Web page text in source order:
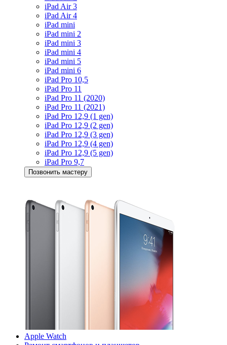
iPad Air 3
iPad Air 4
iPad mini
iPad mini 2
iPad mini 3
iPad mini 4
iPad mini 5
iPad mini 6
iPad Pro 10,5
iPad Pro 11
iPad Pro 11 (2020)
iPad Pro 11 (2021)
iPad Pro 12,9 (1 gen)
iPad Pro 12,9 (2 gen)
iPad Pro 12,9 (3 gen)
iPad Pro 12,9 (4 gen)
iPad Pro 12,9 (5 gen)
iPad Pro 9,7
Позвонить мастеру
Apple Watch